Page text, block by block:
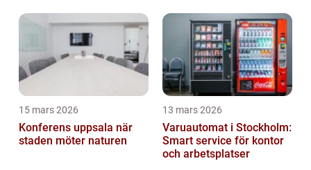
15 mars 2026
Konferens uppsala när
staden möter naturen
13 mars 2026
Varuautomat i Stockholm:
Smart service för kontor
och arbetsplatser